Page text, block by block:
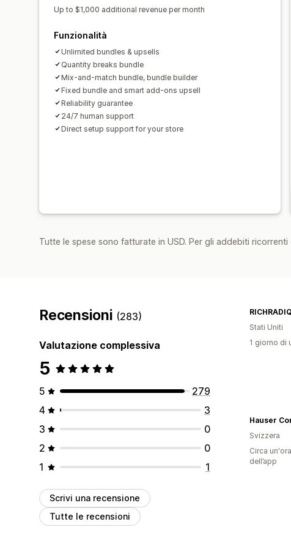
Up to $1,000 additional revenue per month
Funzionalità
Unlimited bundles & upsells
Quantity breaks bundle
Mix-and-match bundle, bundle builder
Fixed bundle and smart add-ons upsell
Reliability guarantee
24/7 human support
Direct setup support for your store
Tutte le spese sono fatturate in USD. Per gli addebiti
Recensioni (283)
Valutazione complessiva
5
5
279
4
3
3
0
2
0
1
1
Scrivi una recensione
Tutte le recensioni
Stati Uniti
1 giorno di
Hauser
Svizzera
Circa
dell’app